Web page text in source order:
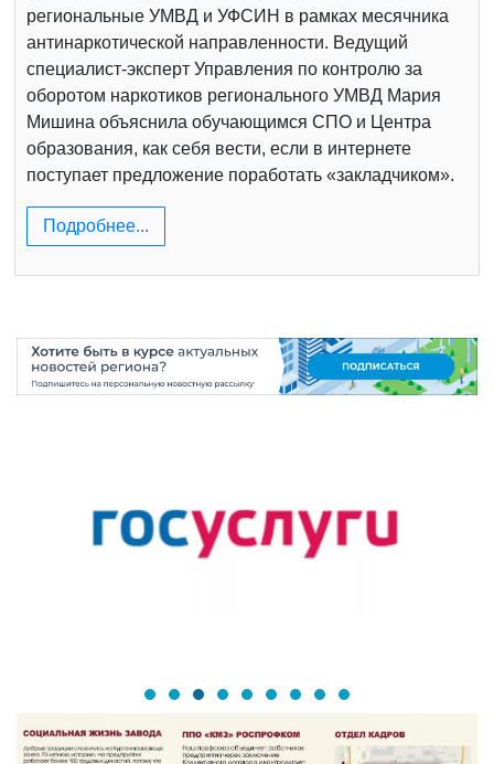
региональные УМВД и УФСИН в рамках месячника
антинаркотической направленности. Ведущий
специалист-эксперт Управления по контролю за
оборотом наркотиков регионального УМВД Мария
Мишина объяснила обучающимся СПО и Центра
образования, как себя вести, если в интернете
поступает предложение поработать «закладчиком».
Подробнее...